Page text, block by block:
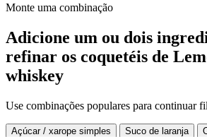
Monte uma combinação
Adicione um ou dois
refinar os coquetéis de
whiskey
Use combinações populares para continuar
Açúcar / xarope simples Suco de laranja